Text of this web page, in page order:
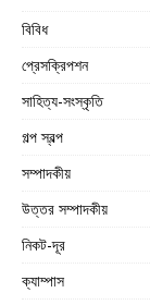
বিবিধ
প্রেসক্রিপশন
সাহিত্য-সংস্কৃতি
গল্প স্বল্প
সম্পাদকীয়
উত্তর সম্পাদকীয়
নিকট-দূর
ক্যাম্পাস